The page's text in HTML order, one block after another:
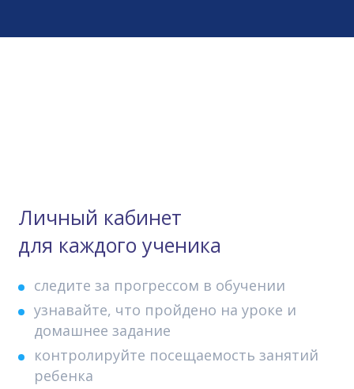
Личный кабинет
для каждого ученика
следите за прогрессом в обучении
узнавайте, что пройдено на уроке и
домашнее задание
контролируйте посещаемость занятий
ребенка